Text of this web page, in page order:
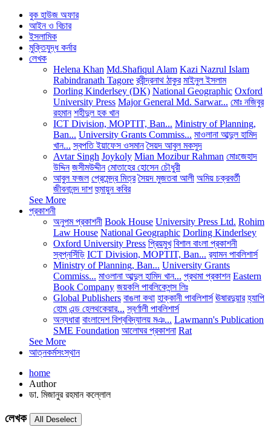
বুক হাউজ অফার
আইন ও বিচার
ইসলামিক
মুক্তিযুদ্ধ কর্নার
লেখক
Helena Khan Md.Shafiqul Alam Kazi Nazrul Islam
Rabindranath Tagore রবীন্দ্রনাথ ঠাকুর মাইনুল ইসলাম
Dorling Kinderlsey (DK) National Geographic Oxford
University Press Major General Md. Sarwar... মোঃ নজিবুর
রহমান শহীদুল হক খান
ICT Division, MOPTIT, Ban... Ministry of Planning,
Ban... University Grants Commiss... মাওলানা আব্দুল হামিদ
খান... স্বপতি ইয়াফেস ওসমান সৈয়দ আবুল মকসুদ
Avtar Singh Joykoly Mian Mozibur Rahman মোঃজেহাদ
উদ্দিন জসীমউদ্দীন মোতাহের হোসেন চৌধুরী
আবুল ফজল প্রেমেন্দ্র মিত্র সৈয়দ মুজতবা আলী অমিয় চক্রবর্তী
জীবনানন্দ দাশ হুমায়ুন কবির
See More
প্রকাশনী
অনুপম প্রকাশনী Book House University Press Ltd. Rohim
Law House National Geographic Dorling Kinderlsey
Oxford University Press প্রিয়মুখ বিশাল বাংলা প্রকাশনী
স্বপ্নসিঁড়ি ICT Division, MOPTIT, Ban... র‍্যামন পাবলিশার্স
Ministry of Planning, Ban... University Grants
Commiss... মাওলানা আব্দুল হামিদ খান... প্রথমা প্রকাশন Eastern
Book Company জয়কলি পাবলিকেশন্স লিঃ
Global Publishers বাঙলা কথা হাক্কানী পাবলিশার্স ঊষারদুয়ার হ্যাপি
হোম এন্ড হেলথকেয়ার... স্বর্ণালী পাবলিশার্স
অন্যধারা বাংলাদেশ বিশ্ববিদ্যালয় মঞ... Lawmann's Publication
SME Foundation আলোঘর প্রকাশনা Rat
See More
আত্নকর্মসংস্থান
home
Author
ডা. মিজানুর রহমান কল্লোল
লেখক